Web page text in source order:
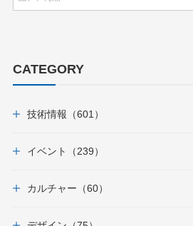
CATEGORY
技術情報（601）
イベント（239）
カルチャー（60）